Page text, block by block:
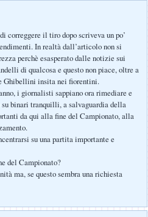
il tiro dopo scriveva un po’
In realtà dall’articolo non si
perchè esasperato dalle notizie sui
di qualcosa e questo non piace, oltre a
Ghibellini insita nei fiorentini.
i giornalisti sappiano ora rimediare e
su binari tranquilli, a salvaguardia della
da qui alla fine del Campionato, alla
su una partita importante e
del Campionato?
ma, se questo sembra una richiesta